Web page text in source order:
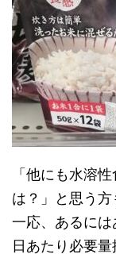
「他にも水溶
は？」と思う方
一応、あるに
日あたり必要量